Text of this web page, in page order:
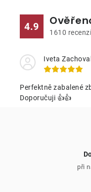
4.9 1610
Iveta
Perfektně zabalené
Doporučuji 👍👍
při